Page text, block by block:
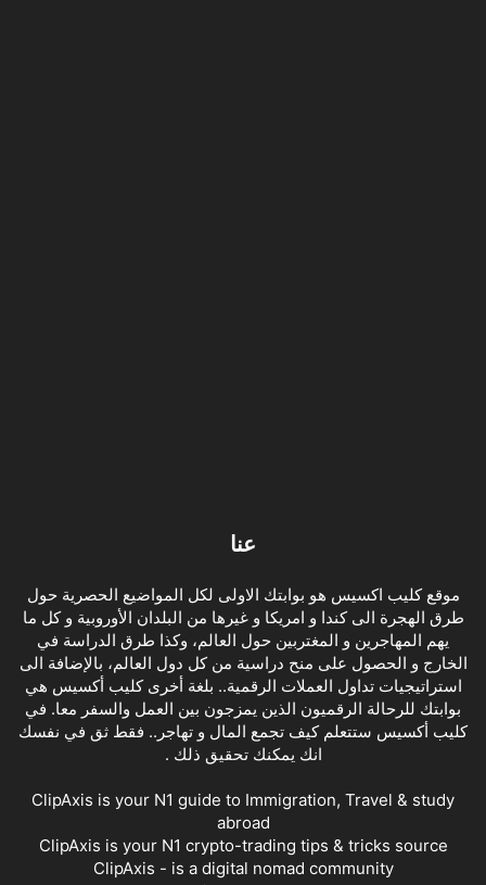
عنا
موقع كليب اكسيس هو بوابتك الاولى لكل المواضيع الحصرية حول
طرق الهجرة الى كندا و امريكا و غيرها من البلدان الأوروبية و كل ما
يهم المهاجرين و المغتربين حول العالم، وكذا طرق الدراسة في
الخارج و الحصول على منح دراسية من كل دول العالم، بالإضافة الى
استراتيجيات تداول العملات الرقمية.. بلغة أخرى كليب أكسيس هي
بوابتك للرحالة الرقميون الذين يمزجون بين العمل والسفر معا. في
كليب أكسيس ستتعلم كيف تجمع المال و تهاجر.. فقط ثق في نفسك
انك يمكنك تحقيق ذلك .
ClipAxis is your N1 guide to Immigration, Travel & study
abroad
ClipAxis is your N1 crypto-trading tips & tricks source
ClipAxis - is a digital nomad community